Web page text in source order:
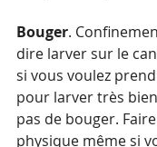
Bouger.
dire larver sur le
si vous voulez
pour larver très
pas de bouger.
physique même si